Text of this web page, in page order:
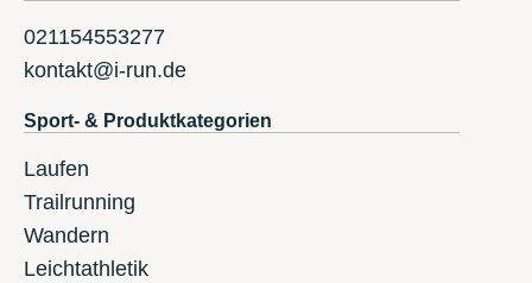
021154553277
kontakt@i-run.de
Sport- & Produktkategorien
Laufen
Trailrunning
Wandern
Leichtathletik